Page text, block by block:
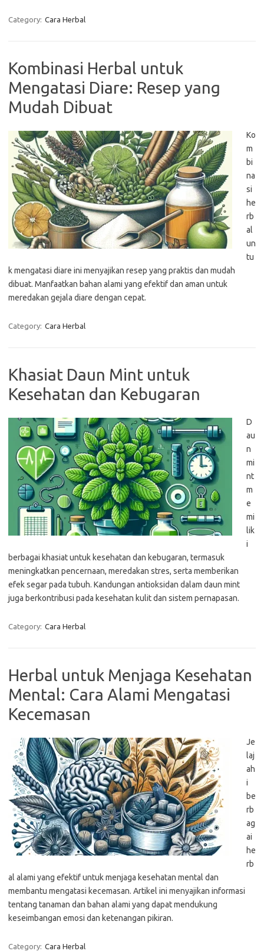
Category: Cara Herbal
Kombinasi Herbal untuk
Mengatasi Diare: Resep yang
Mudah Dibuat
Ko
m
bi
na
si
he
rb
al
un
tu
k mengatasi diare ini menyajikan resep yang praktis dan mudah
dibuat. Manfaatkan bahan alami yang efektif dan aman untuk
meredakan gejala diare dengan cepat.
Category: Cara Herbal
Khasiat Daun Mint untuk
Kesehatan dan Kebugaran
D
au
n
mi
nt
m
e
mi
lik
i
berbagai khasiat untuk kesehatan dan kebugaran, termasuk
meningkatkan pencernaan, meredakan stres, serta memberikan
efek segar pada tubuh. Kandungan antioksidan dalam daun mint
juga berkontribusi pada kesehatan kulit dan sistem pernapasan.
Category: Cara Herbal
Herbal untuk Menjaga Kesehatan
Mental: Cara Alami Mengatasi
Kecemasan
Je
laj
ah
i
be
rb
ag
ai
he
rb
al alami yang efektif untuk menjaga kesehatan mental dan
membantu mengatasi kecemasan. Artikel ini menyajikan informasi
tentang tanaman dan bahan alami yang dapat mendukung
keseimbangan emosi dan ketenangan pikiran.
Category: Cara Herbal